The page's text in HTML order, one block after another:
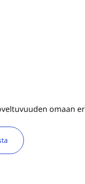
omaan